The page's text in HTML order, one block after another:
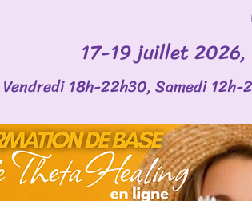
17-19 juillet 2026,
Vendredi 18h-22h30, Samedi 12h-